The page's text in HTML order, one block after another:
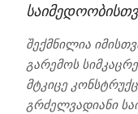
შექმნილია
გარემოს
მტკიცე
გრძელვადიანი